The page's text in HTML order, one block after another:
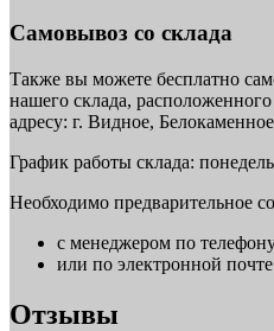
Самовывоз со склада
Также вы можете бесплатно
нашего склада,
адресу: г. Видное,
График работы склада:
Необходимо предварительное
с менеджером по
или по электронной
Отзывы